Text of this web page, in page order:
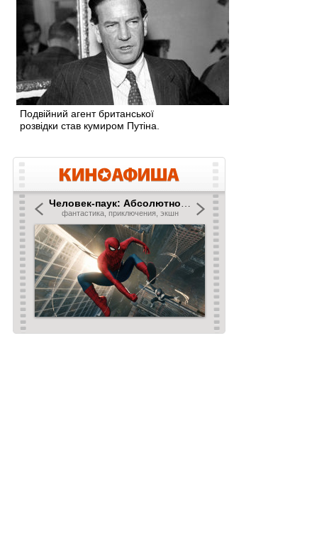
Подвійний агент британської
розвідки став кумиром Путіна.